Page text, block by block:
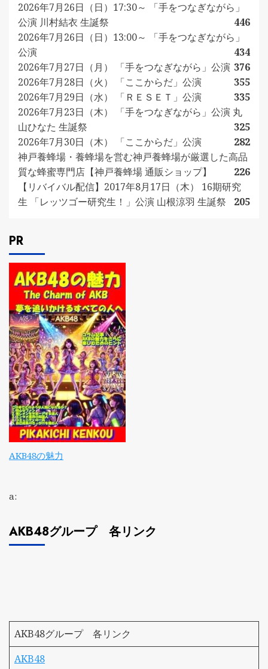
2026年7月26日（日）17:30～ 「手をつなぎながら」
公演 川村結衣 生誕祭
446
2026年7月26日（日）13:00～ 「手をつなぎながら」
公演
434
2026年7月27日（月） 「手をつなぎながら」公演 376
2026年7月28日（火） 「ここからだ」公演
355
2026年7月29日（水） 「ＲＥＳＥＴ」公演
335
2026年7月23日（木） 「手をつなぎながら」公演 丸
山ひなた 生誕祭
325
2026年7月30日（木） 「ここからだ」公演
282
神戸養蜂場・養蜂場を営む神戸養蜂場が厳選した高品
質な蜂蜜専門店【神戸養蜂場 通販ショップ】
226
【リバイバル配信】2017年8月17日（木） 16期研究
生 「レッツゴー研究生！」公演 山根涼羽 生誕祭
205
PR
AKB48の魅力
a:
AKB48グループ 各リンク
AKB48グループ 各リンク
AKB48